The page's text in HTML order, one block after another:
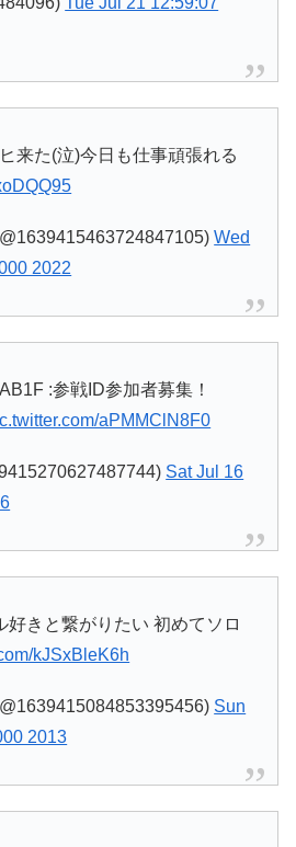
来た(泣)今日も仕事頑張れる
Wed
2022
:参戦ID参加者募集！
aPMMClN8F0
Sat Jul 16
好きと繋がりたい 初めてソロ
kJSxBleK6h
Sun
2013